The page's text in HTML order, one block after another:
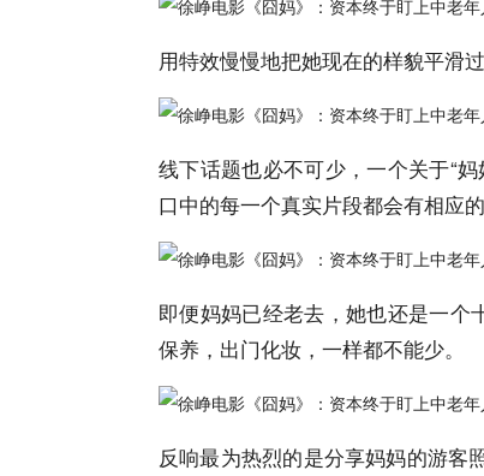
用特效慢慢地把她现在的样貌平滑
线下话题也必不可少，一个关于“
口中的每一个真实片段都会有相应
即便妈妈已经老去，她也还是一个
保养，出门化妆，一样都不能少。
反响最为热烈的是分享妈妈的游客